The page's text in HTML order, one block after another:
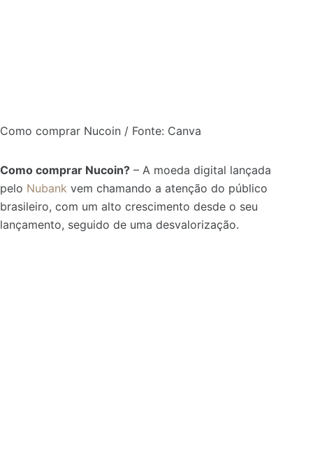
Como comprar Nucoin / Fonte: Canva
Como comprar Nucoin? – A moeda digital lançada
pelo Nubank vem chamando a atenção do público
brasileiro, com um alto crescimento desde o seu
lançamento, seguido de uma desvalorização.